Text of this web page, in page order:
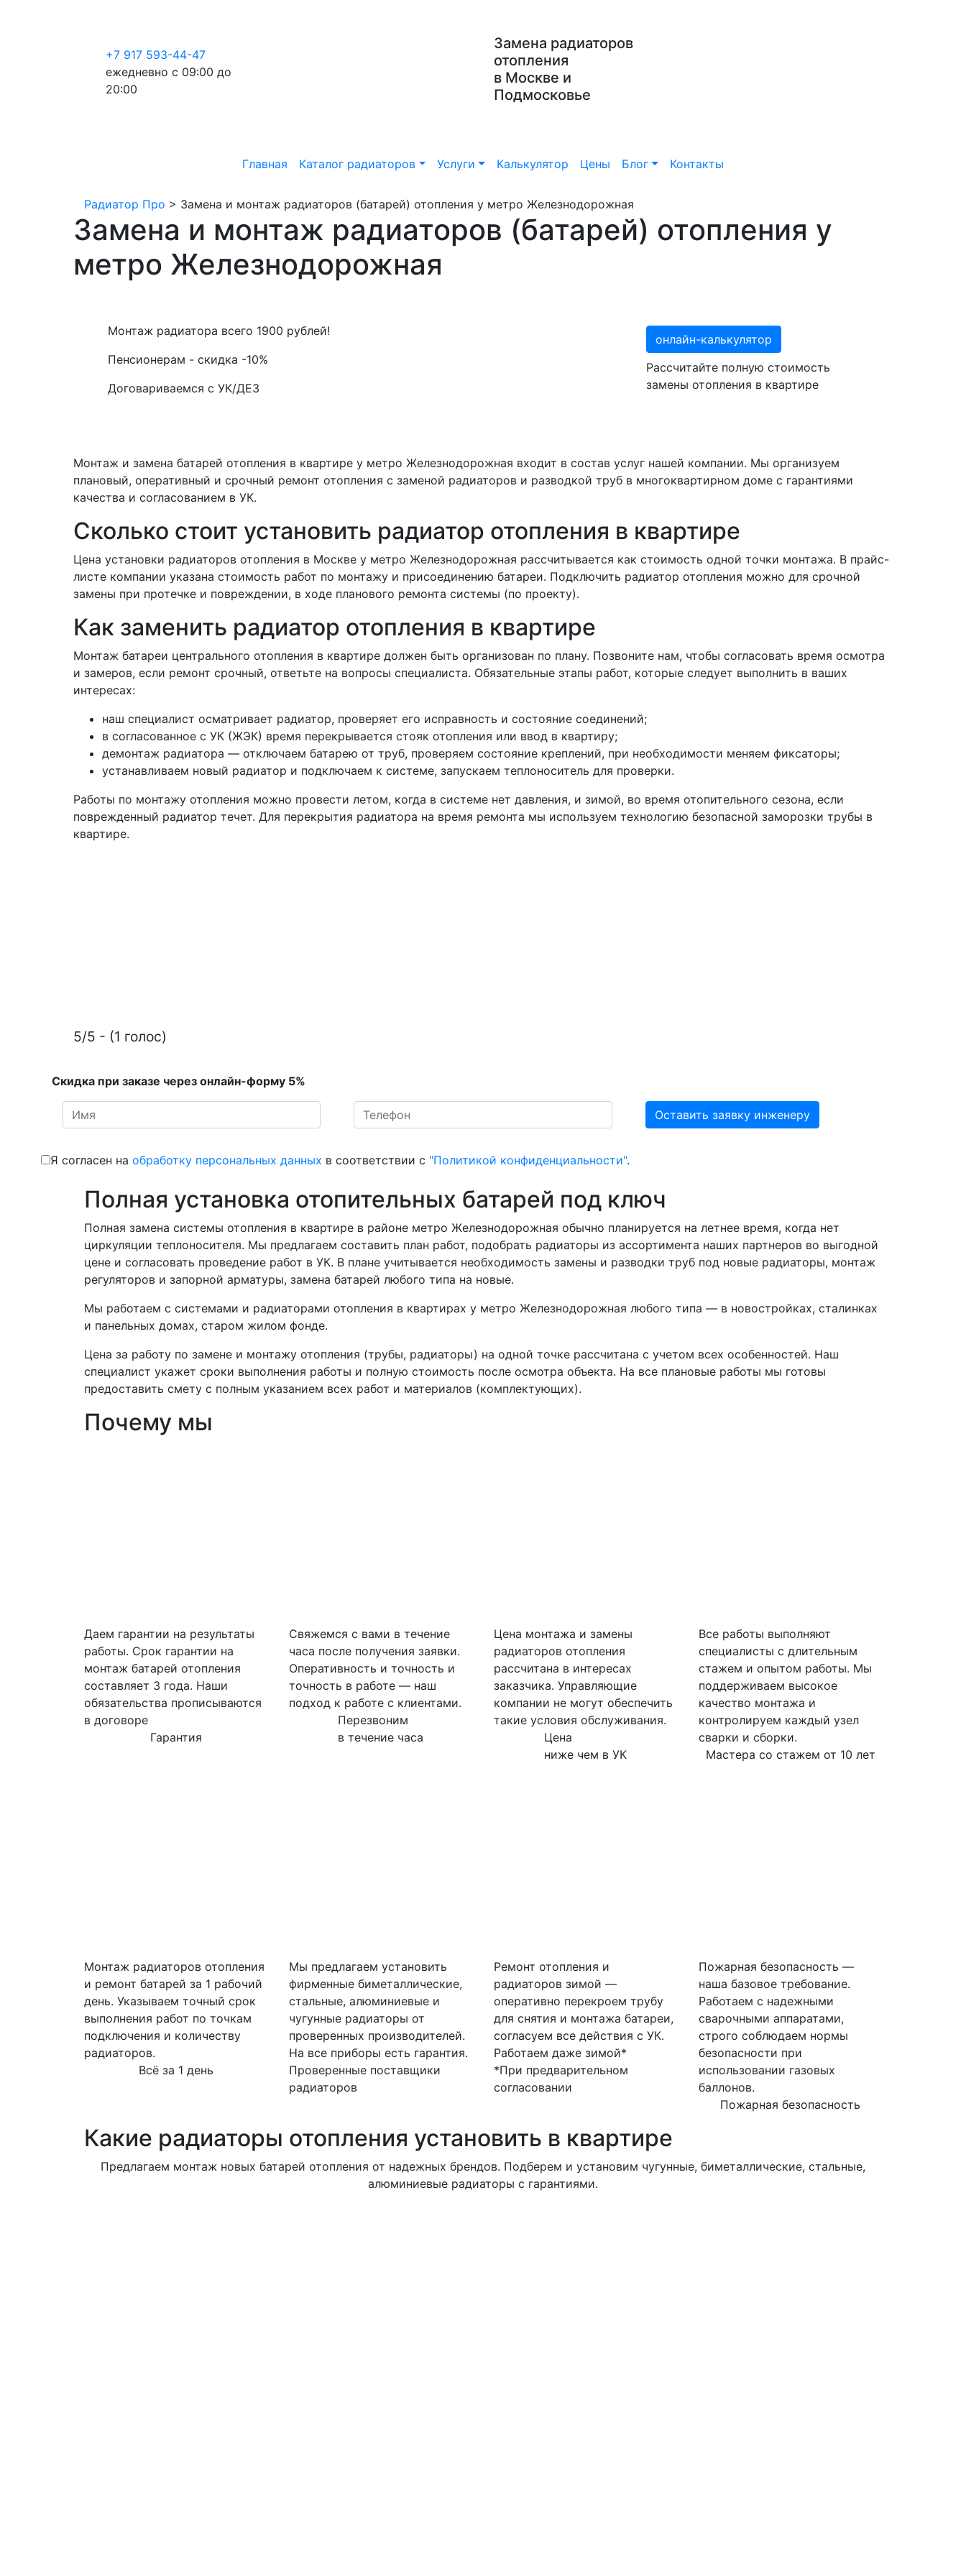
+7 917 593-44-47
ежедневно с 09:00 до
20:00
Замена радиаторов
отопления
в Москве и
Подмосковье
Главная Каталог радиаторов Услуги Калькулятор Цены Блог Контакты
Радиатор Про > Замена и монтаж радиаторов (батарей) отопления у метро Железнодорожная
Замена и монтаж радиаторов (батарей) отопления у
метро Железнодорожная
Монтаж радиатора всего 1900 рублей!
Пенсионерам - скидка -10%
Договариваемся с УК/ДЕЗ
онлайн-калькулятор
Рассчитайте полную стоимость
замены отопления в квартире
Монтаж и замена батарей отопления в квартире у метро Железнодорожная входит в состав услуг нашей компании. Мы организуем
плановый, оперативный и срочный ремонт отопления с заменой радиаторов и разводкой труб в многоквартирном доме с гарантиями
качества и согласованием в УК.
Сколько стоит установить радиатор отопления в квартире
Цена установки радиаторов отопления в Москве у метро Железнодорожная рассчитывается как стоимость одной точки монтажа. В прайс-
листе компании указана стоимость работ по монтажу и присоединению батареи. Подключить радиатор отопления можно для срочной
замены при протечке и повреждении, в ходе планового ремонта системы (по проекту).
Как заменить радиатор отопления в квартире
Монтаж батареи центрального отопления в квартире должен быть организован по плану. Позвоните нам, чтобы согласовать время осмотра
и замеров, если ремонт срочный, ответьте на вопросы специалиста. Обязательные этапы работ, которые следует выполнить в ваших
интересах:
наш специалист осматривает радиатор, проверяет его исправность и состояние соединений;
в согласованное с УК (ЖЭК) время перекрывается стояк отопления или ввод в квартиру;
демонтаж радиатора — отключаем батарею от труб, проверяем состояние креплений, при необходимости меняем фиксаторы;
устанавливаем новый радиатор и подключаем к системе, запускаем теплоноситель для проверки.
Работы по монтажу отопления можно провести летом, когда в системе нет давления, и зимой, во время отопительного сезона, если
поврежденный радиатор течет. Для перекрытия радиатора на время ремонта мы используем технологию безопасной заморозки трубы в
квартире.
5/5 - (1 голос)
Скидка при заказе через онлайн-форму 5%
Я согласен на обработку персональных данных в соответствии с "Политикой конфиденциальности".
Полная установка отопительных батарей под ключ
Полная замена системы отопления в квартире в районе метро Железнодорожная обычно планируется на летнее время, когда нет
циркуляции теплоносителя. Мы предлагаем составить план работ, подобрать радиаторы из ассортимента наших партнеров во выгодной
цене и согласовать проведение работ в УК. В плане учитывается необходимость замены и разводки труб под новые радиаторы, монтаж
регуляторов и запорной арматуры, замена батарей любого типа на новые.
Мы работаем с системами и радиаторами отопления в квартирах у метро Железнодорожная любого типа — в новостройках, сталинках
и панельных домах, старом жилом фонде.
Цена за работу по замене и монтажу отопления (трубы, радиаторы) на одной точке рассчитана с учетом всех особенностей. Наш
специалист укажет сроки выполнения работы и полную стоимость после осмотра объекта. На все плановые работы мы готовы
предоставить смету с полным указанием всех работ и материалов (комплектующих).
Почему мы
Даем гарантии на результаты
работы. Срок гарантии на
монтаж батарей отопления
составляет 3 года. Наши
обязательства прописываются
в договоре
Гарантия
Свяжемся с вами в течение
часа после получения заявки.
Оперативность и точность и
точность в работе — наш
подход к работе с клиентами.
Перезвоним
в течение часа
Цена монтажа и замены
радиаторов отопления
рассчитана в интересах
заказчика. Управляющие
компании не могут обеспечить
такие условия обслуживания.
Цена
ниже чем в УК
Все работы выполняют
специалисты с длительным
стажем и опытом работы. Мы
поддерживаем высокое
качество монтажа и
контролируем каждый узел
сварки и сборки.
Мастера со стажем от 10 лет
Монтаж радиаторов отопления
и ремонт батарей за 1 рабочий
день. Указываем точный срок
выполнения работ по точкам
подключения и количеству
радиаторов.
Всё за 1 день
Мы предлагаем установить
фирменные биметаллические,
стальные, алюминиевые и
чугунные радиаторы от
проверенных производителей.
На все приборы есть гарантия.
Проверенные поставщики
радиаторов
Ремонт отопления и
радиаторов зимой —
оперативно перекроем трубу
для снятия и монтажа батареи,
согласуем все действия с УК.
Работаем даже зимой*
*При предварительном
согласовании
Пожарная безопасность —
наша базовое требование.
Работаем с надежными
сварочными аппаратами,
строго соблюдаем нормы
безопасности при
использовании газовых
баллонов.
Пожарная безопасность
Какие радиаторы отопления установить в квартире
Предлагаем монтаж новых батарей отопления от надежных брендов. Подберем и установим чугунные, биметаллические, стальные,
алюминиевые радиаторы с гарантиями.